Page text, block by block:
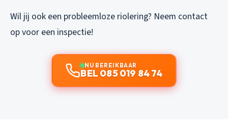
Wil jij ook een probleemloze riolering? Neem contact
op voor een inspectie!
NU BEREIKBAAR
BEL 085 019 84 74